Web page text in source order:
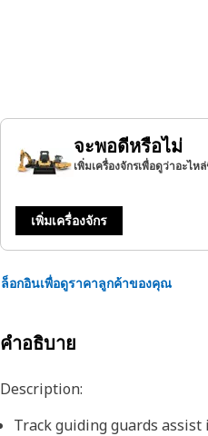
จะพอดีหรือไม่
เพิ่มเครื่องจักรเพื่อดูว่าอะไ
เพิ่มเครื่องจักร
ล็อกอินเพื่อดูราคาลูกค้าของคุณ
คำอธิบาย
Description:
Track guiding guards